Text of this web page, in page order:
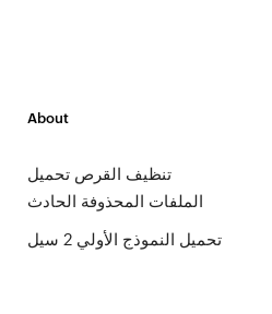
About
تنظيف القرص تحميل
الملفات المحذوفة الحادث
تحميل النموذج الأولي 2 سيل